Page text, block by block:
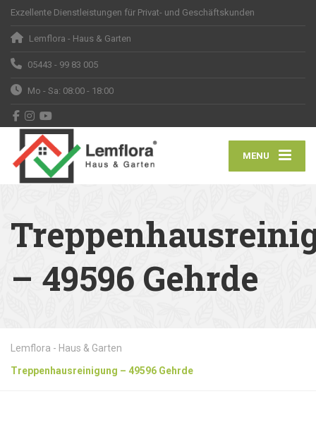
Exzellente Dienstleistungen für Privat- und Geschäftskunden
Lemflora - Haus & Garten
05443 - 99 83 005
Mo - Sa: 08:00 - 18:00
MENU
– 49596 Gehrde
Lemflora - Haus & Garten
Treppenhausreinigung – 49596 Gehrde